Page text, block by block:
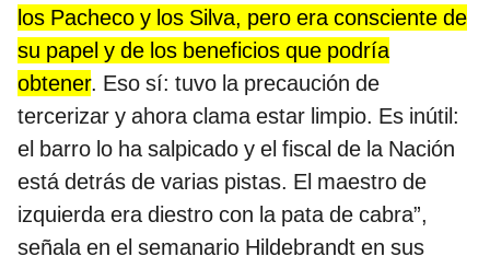
los Pacheco y los Silva, pero era consciente de
su papel y de los beneficios que podría
obtener. Eso sí: tuvo la precaución de
tercerizar y ahora clama estar limpio. Es inútil:
el barro lo ha salpicado y el fiscal de la Nación
está detrás de varias pistas. El maestro de
izquierda era diestro con la pata de cabra”,
señala en el semanario Hildebrandt en sus